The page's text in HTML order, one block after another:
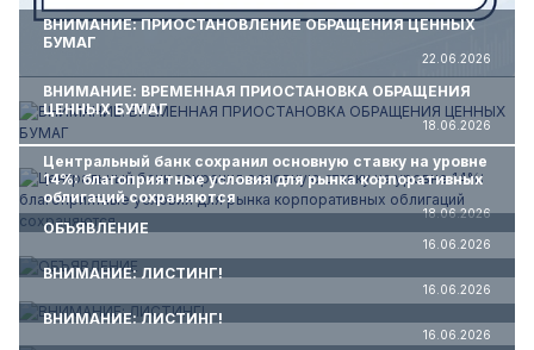
ВНИМАНИЕ: ПРИОСТАНОВЛЕНИЕ ОБРАЩЕНИЯ ЦЕННЫХ
БУМАГ
22.06.2026
ВНИМАНИЕ: ВРЕМЕННАЯ ПРИОСТАНОВКА ОБРАЩЕНИЯ
ЦЕННЫХ БУМАГ
18.06.2026
Центральный банк сохранил основную ставку на уровне
14%: благоприятные условия для рынка корпоративных
облигаций сохраняются
18.06.2026
ОБЪЯВЛЕНИЕ
16.06.2026
ВНИМАНИЕ: ЛИСТИНГ!
16.06.2026
ВНИМАНИЕ: ЛИСТИНГ!
16.06.2026